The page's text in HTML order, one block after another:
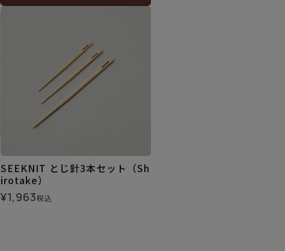
SEEKNIT とじ針3本セット（Sh
irotake）
¥1,963税込